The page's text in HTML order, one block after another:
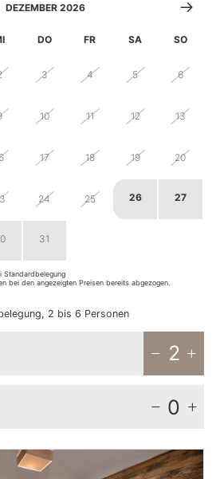
DEZEMBER 2026
DO FR SA SO
3 4 5 6
10 11 12 13
17 18 19 20
24 25 26 27
31
Standardbelegung
bei den angezeigten Preisen bereits abgezogen.
2 bis 6 Personen
2
0